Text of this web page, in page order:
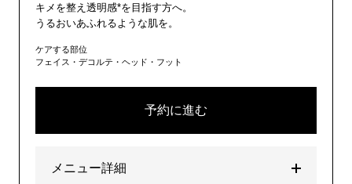
キメを整え透明感*を目指す方へ。
うるおいあふれるような肌を。
ケアする部位
フェイス・デコルテ・ヘッド・フット
予約に進む
メニュー詳細